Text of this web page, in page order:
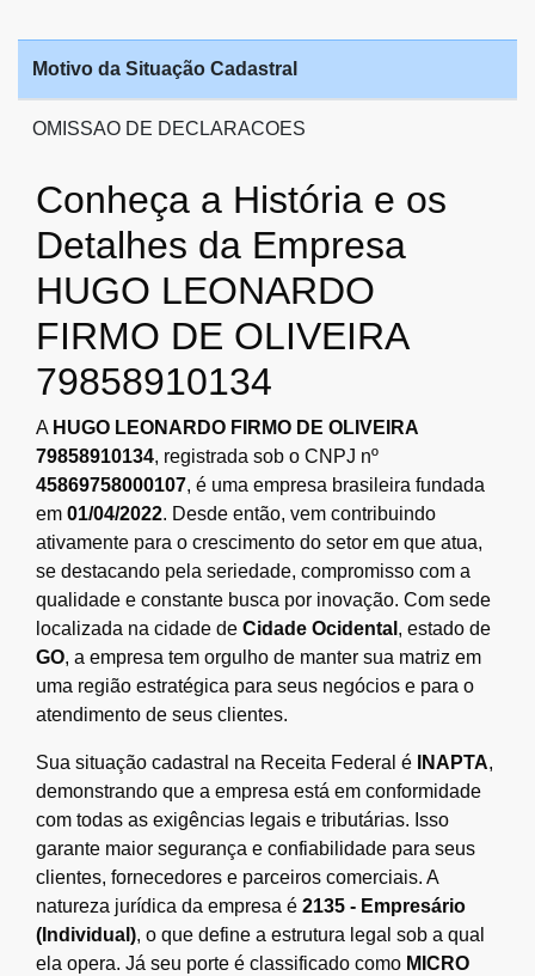
Motivo da Situação Cadastral
OMISSAO DE DECLARACOES
Conheça a História e os
Detalhes da Empresa
HUGO LEONARDO
FIRMO DE OLIVEIRA
79858910134
A HUGO LEONARDO FIRMO DE OLIVEIRA
79858910134, registrada sob o CNPJ nº
45869758000107, é uma empresa brasileira fundada
em 01/04/2022. Desde então, vem contribuindo
ativamente para o crescimento do setor em que atua,
se destacando pela seriedade, compromisso com a
qualidade e constante busca por inovação. Com sede
localizada na cidade de Cidade Ocidental , estado de
GO, a empresa tem orgulho de manter sua matriz em
uma região estratégica para seus negócios e para o
atendimento de seus clientes.
Sua situação cadastral na Receita Federal é INAPTA,
demonstrando que a empresa está em conformidade
com todas as exigências legais e tributárias. Isso
garante maior segurança e confiabilidade para seus
clientes, fornecedores e parceiros comerciais. A
natureza jurídica da empresa é 2135 - Empresário
(Individual), o que define a estrutura legal sob a qual
ela opera. Já seu porte é classificado como MICRO